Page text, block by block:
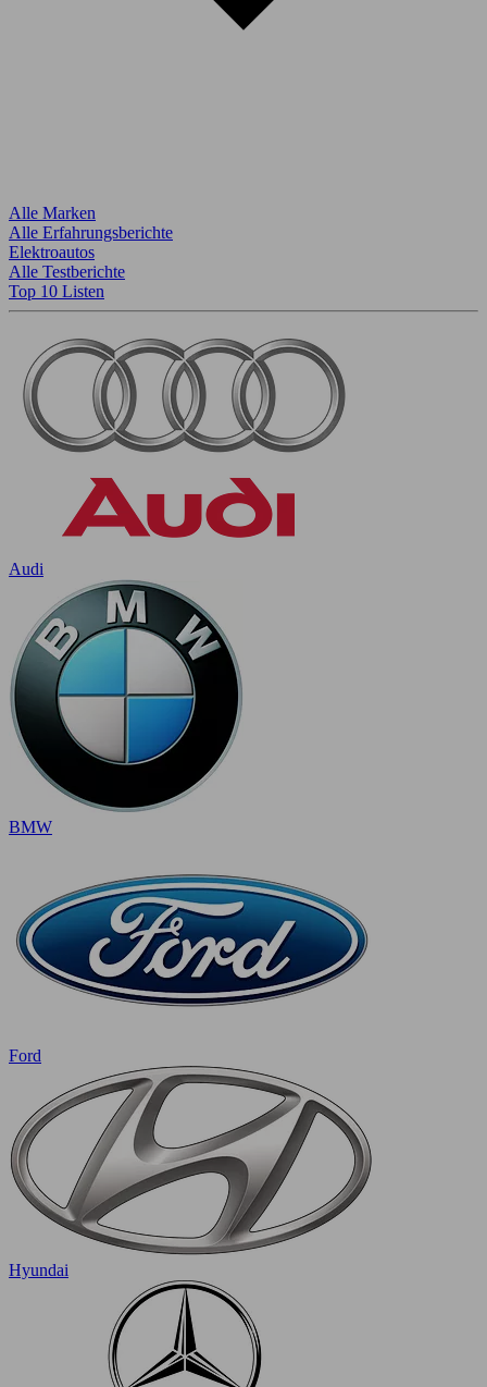
Alle Marken
Alle Erfahrungsberichte
Elektroautos
Alle Testberichte
Top 10 Listen
Audi
BMW
Ford
Hyundai